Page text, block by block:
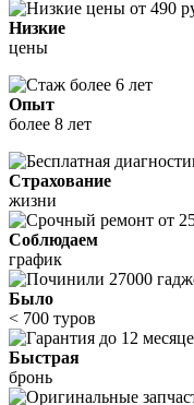
Низкие
цены
Опыт
более 8 лет
Страхование
жизни
Соблюдаем
график
Было
< 700 туров
Быстрая
бронь